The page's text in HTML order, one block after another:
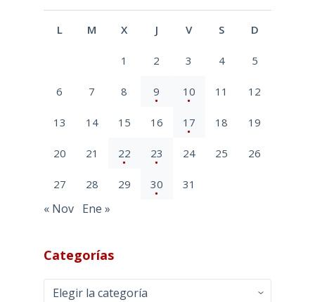
L M X J V S D
1 2 3 4 5
6 7 8 9 10 11 12
13 14 15 16 17 18 19
20 21 22 23 24 25 26
27 28 29 30 31
« Nov Ene »
Categorías
Categorías